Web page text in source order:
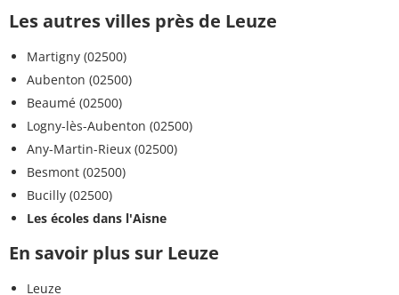
Les autres villes près de Leuze
Martigny (02500)
Aubenton (02500)
Beaumé (02500)
Logny-lès-Aubenton (02500)
Any-Martin-Rieux (02500)
Besmont (02500)
Bucilly (02500)
Les écoles dans l'Aisne
En savoir plus sur Leuze
Leuze